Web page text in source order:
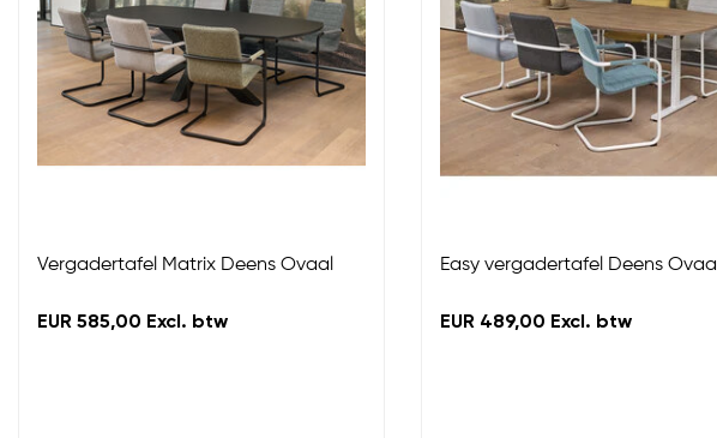
Vergadertafel Matrix Deens Ovaal
EUR 585,00 Excl. btw
Easy vergadertafel Deens Ovaal
EUR 489,00 Excl. btw